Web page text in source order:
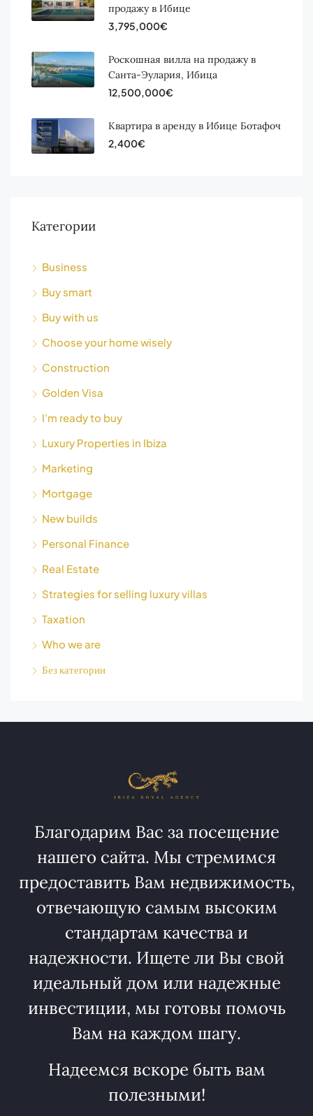
продажу в Ибице
3,795,000€
Роскошная вилла на продажу в
Санта-Эулария, Ибица
12,500,000€
Квартира в аренду в Ибице Ботафоч
2,400€
Категории
Business
Buy smart
Buy with us
Choose your home wisely
Construction
Golden Visa
I’m ready to buy
Luxury Properties in Ibiza
Marketing
Mortgage
New builds
Personal Finance
Real Estate
Strategies for selling luxury villas
Taxation
Who we are
Без категории
Благодарим Вас за посещение
нашего сайта. Мы стремимся
предоставить Вам недвижимость,
отвечающую самым высоким
стандартам качества и
надежности. Ищете ли Вы свой
идеальный дом или надежные
инвестиции, мы готовы помочь
Вам на каждом шагу.
Надеемся вскоре быть вам
полезными!